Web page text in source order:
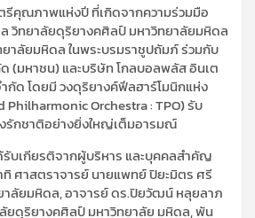
คุณภาพแห่งปี ที่เกิดจากความร่วมมือ
วิทยาลัยดุริยางคศิลป์ มหาวิทยาลัยมหิดล
าลัยมหิดล ในพระบรมราชูปถัมภ์ ร่วมกับ
(มหาชน) และบริษัท โกลบอลพลัส อินเต
กัด โดยมี วงดุริยางค์ฟีลฮาร์โมนิกแห่ง
Philharmonic Orchestra : TPO) รับ
รักชาติอย่างยิ่งใหญ่เต็มอารมณ์
รับเกียรติจากผู้บริหาร และบุคคลสำคัญ
ศาสตราจารย์ นายแพทย์ ปิยะมิตร ศรี
าลัยมหิดล, อาจารย์ ดร.ปิยวัฒน์ หลุยลาภ
ยดุริยางคศิลป์ มหาวิทยาลัย มหิดล, พัน